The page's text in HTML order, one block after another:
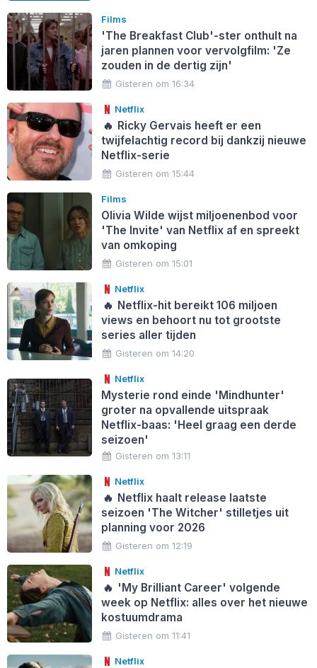
Films
'The Breakfast Club'-ster onthult na
jaren plannen voor vervolgfilm: 'Ze
zouden in de dertig zijn'
Gisteren om 16:34
Netflix
🔥 Ricky Gervais heeft er een
twijfelachtig record bij dankzij nieuwe
Netflix-serie
Gisteren om 15:44
Films
Olivia Wilde wijst miljoenenbod voor
'The Invite' van Netflix af en spreekt
van omkoping
Gisteren om 15:01
Netflix
🔥 Netflix-hit bereikt 106 miljoen
views en behoort nu tot grootste
series aller tijden
Gisteren om 14:20
Netflix
Mysterie rond einde 'Mindhunter'
groter na opvallende uitspraak
Netflix-baas: 'Heel graag een derde
seizoen'
Gisteren om 13:11
Netflix
🔥 Netflix haalt release laatste
seizoen 'The Witcher' stilletjes uit
planning voor 2026
Gisteren om 12:19
Netflix
🔥 'My Brilliant Career' volgende
week op Netflix: alles over het nieuwe
kostuumdrama
Gisteren om 11:41
Netflix